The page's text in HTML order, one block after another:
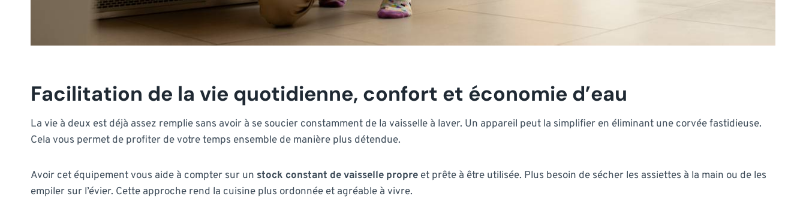
Facilitation de la vie quotidienne, confort et économie d’eau
La vie à deux est déjà assez remplie sans avoir à se soucier constamment de la vaisselle à laver. Un appareil peut la simplifier en éliminant une corvée fastidieuse.
Cela vous permet de profiter de votre temps ensemble de manière plus détendue.
Avoir cet équipement vous aide à compter sur un stock constant de vaisselle propre et prête à être utilisée. Plus besoin de sécher les assiettes à la main ou de les
empiler sur l’évier. Cette approche rend la cuisine plus ordonnée et agréable à vivre.